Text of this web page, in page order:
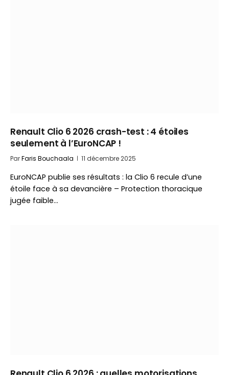
Renault Clio 6 2026 crash-test : 4 étoiles
seulement à l’EuroNCAP !
ParFaris Bouchaala 11 décembre 2025
EuroNCAP publie ses résultats : la Clio 6 recule d’une
étoile face à sa devancière – Protection thoracique
jugée faible…